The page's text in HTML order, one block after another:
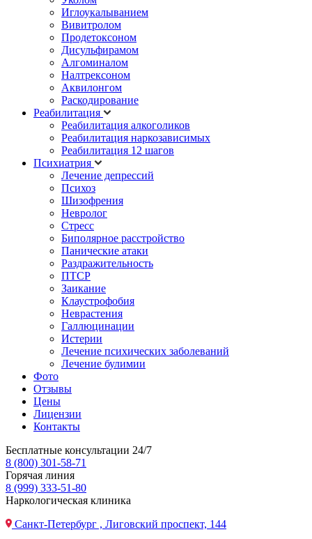
Иглоукалыванием
Вивитролом
Продетоксоном
Дисульфирамом
Алгоминалом
Налтрексоном
Аквилонгом
Раскодирование
Реабилитация
Реабилитация алкоголиков
Реабилитация наркозависимых
Реабилитация 12 шагов
Психиатрия
Лечение депрессий
Психоз
Шизофрения
Невролог
Стресс
Биполярное расстройство
Панические атаки
Раздражительность
ПТСР
Заикание
Клаустрофобия
Неврастения
Галлюцинации
Истерии
Лечение психических заболеваний
Лечение булимии
Фото
Отзывы
Цены
Лицензии
Контакты
Бесплатные консультации 24/7
8 (800) 301-58-71
Горячая линия
8 (999) 333-51-80
Наркологическая клиника
Санкт-Петербург , Лиговский проспект, 144